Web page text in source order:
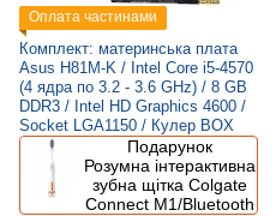
Оплата частинами
Комплект: материнська плата
Asus H81M-K / Intel Core i5-4570
(4 ядра по 3.2 - 3.6 GHz) / 8 GB
DDR3 / Intel HD Graphics 4600 /
Socket LGA1150 / Кулер BOX
Подарунок
Розумна інтерактивна
зубна щітка Colgate
Connect M1/Bluetooth